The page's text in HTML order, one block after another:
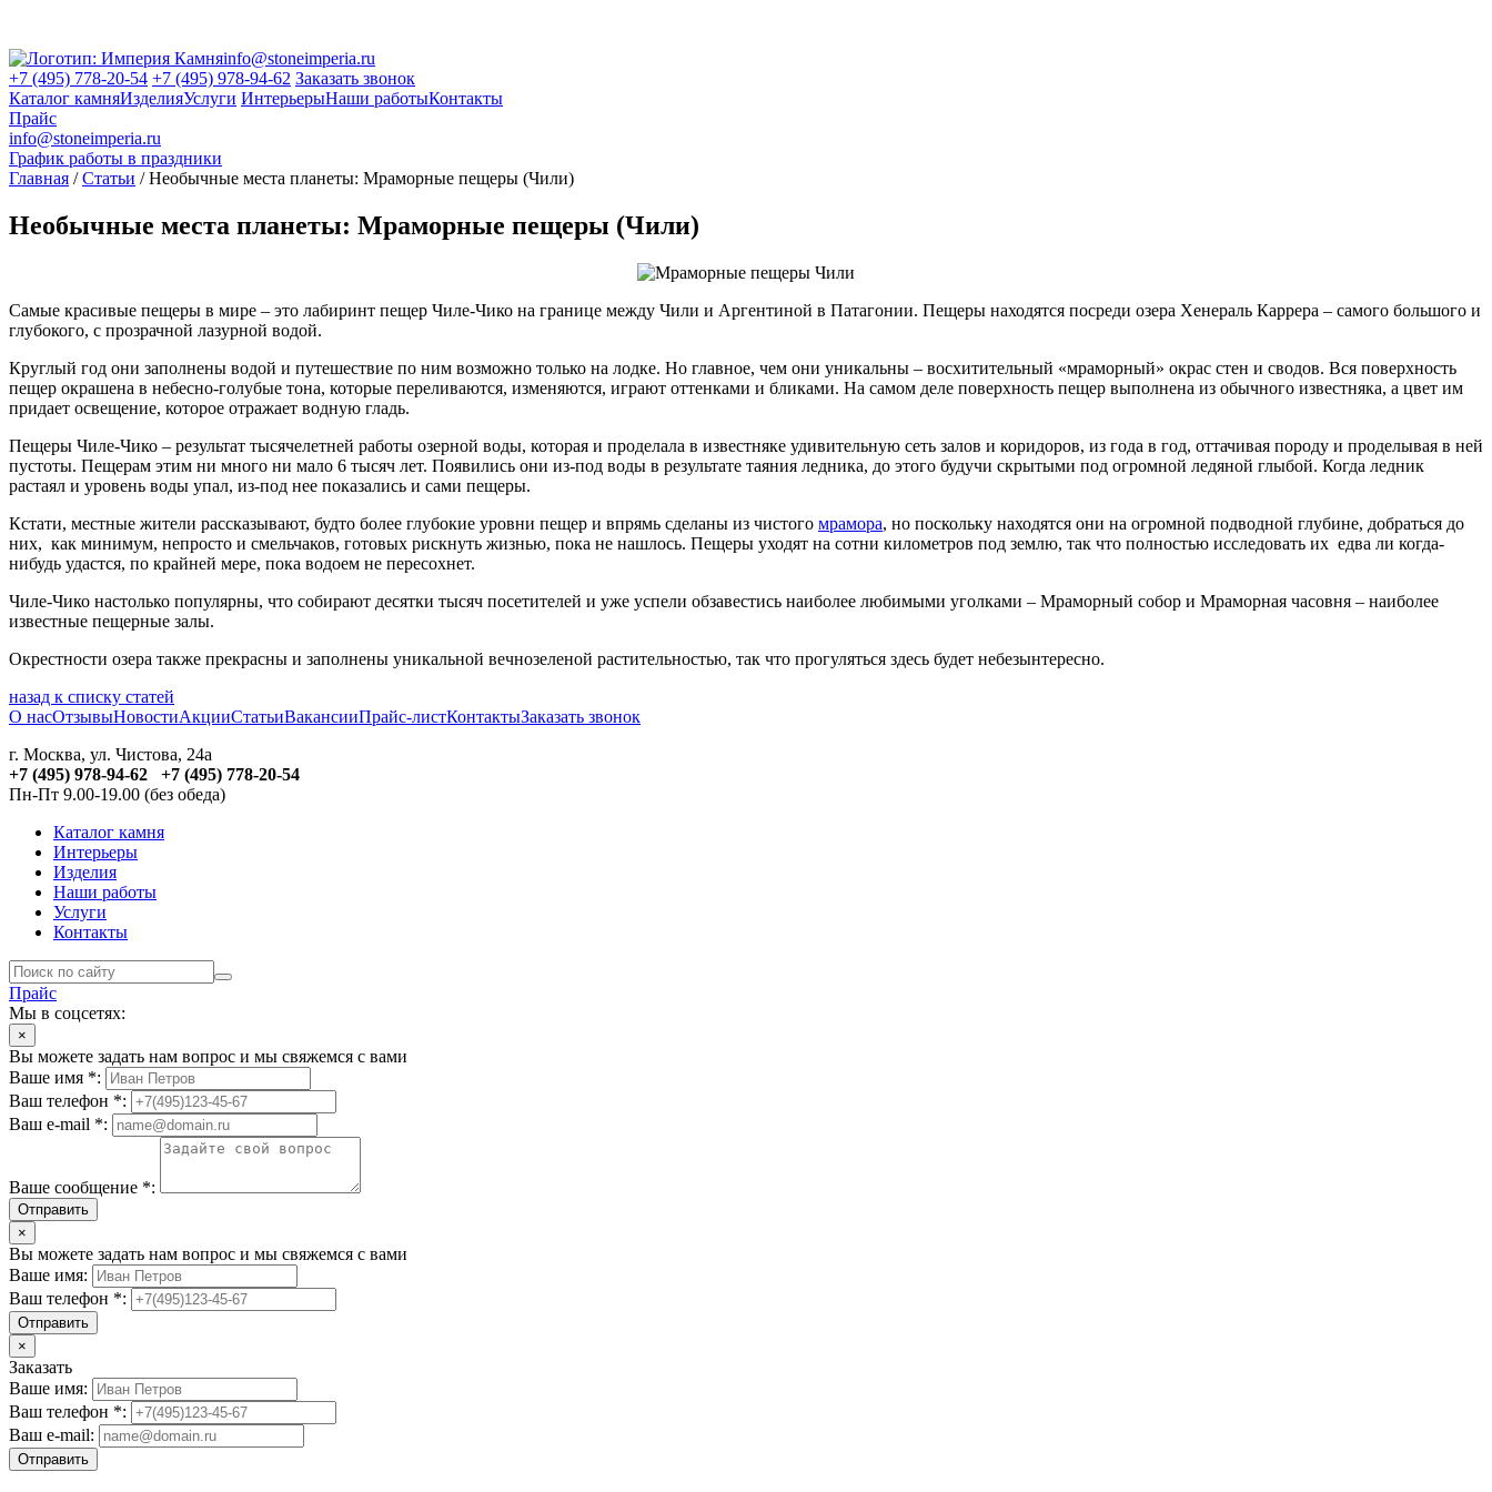
info@stoneimperia.ru
+7 (495) 778-20-54 +7 (495) 978-94-62 Заказать звонок
Каталог камняИзделияУслуги ИнтерьерыНаши работыКонтакты
Прайс
info@stoneimperia.ru
График работы в праздники
Главная / Статьи /Необычные места планеты: Мраморные пещеры (Чили)
Необычные места планеты: Мраморные пещеры (Чили)
Самые красивые пещеры в мире – это лабиринт пещер Чиле-Чико на границе между Чили и Аргентиной в Патагонии. Пещеры находятся посреди озера Хенераль Каррера – самого большого и
глубокого, с прозрачной лазурной водой.
Круглый год они заполнены водой и путешествие по ним возможно только на лодке. Но главное, чем они уникальны – восхитительный «мраморный» окрас стен и сводов. Вся поверхность
пещер окрашена в небесно-голубые тона, которые переливаются, изменяются, играют оттенками и бликами. На самом деле поверхность пещер выполнена из обычного известняка, а цвет им
придает освещение, которое отражает водную гладь.
Пещеры Чиле-Чико – результат тысячелетней работы озерной воды, которая и проделала в известняке удивительную сеть залов и коридоров, из года в год, оттачивая породу и проделывая в ней
пустоты. Пещерам этим ни много ни мало 6 тысяч лет. Появились они из-под воды в результате таяния ледника, до этого будучи скрытыми под огромной ледяной глыбой. Когда ледник
растаял и уровень воды упал, из-под нее показались и сами пещеры.
Кстати, местные жители рассказывают, будто более глубокие уровни пещер и впрямь сделаны из чистого мрамора, но поскольку находятся они на огромной подводной глубине, добраться до
них, как минимум, непросто и смельчаков, готовых рискнуть жизнью, пока не нашлось. Пещеры уходят на сотни километров под землю, так что полностью исследовать их едва ли когда-
нибудь удастся, по крайней мере, пока водоем не пересохнет.
Чиле-Чико настолько популярны, что собирают десятки тысяч посетителей и уже успели обзавестись наиболее любимыми уголками – Мраморный собор и Мраморная часовня – наиболее
известные пещерные залы.
Окрестности озера также прекрасны и заполнены уникальной вечнозеленой растительностью, так что прогуляться здесь будет небезынтересно.
назад к списку статей
О насОтзывыНовостиАкцииСтатьиВакансииПрайс-листКонтактыЗаказать звонок
г. Москва, ул. Чистова, 24а
+7 (495) 978-94-62 +7 (495) 778-20-54
Пн-Пт 9.00-19.00 (без обеда)
Каталог камня
Интерьеры
Изделия
Наши работы
Услуги
Контакты
Прайс
Мы в соцсетях:
×
Вы можете задать нам вопрос и мы свяжемся с вами
Ваше имя *:
Ваш телефон *:
Ваш e-mail *:
Ваше сообщение *:
Отправить
×
Вы можете задать нам вопрос и мы свяжемся с вами
Ваше имя:
Ваш телефон *:
Отправить
×
Заказать
Ваше имя:
Ваш телефон *:
Ваш e-mail:
Отправить